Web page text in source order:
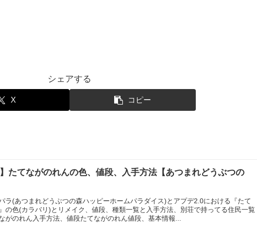
シェアする
X コピー
】たてながのれんの色、値段、入手方法【あつまれどうぶつの
ラ(あつまれどうぶつの森ハッピーホームパラダイス)とアプデ2.0における『たて
の色(カラバリ)とリメイク、値段、種類一覧と入手方法、別荘で持ってる住民一覧
がのれん入手方法、値段たてながのれん値段、基本情報...